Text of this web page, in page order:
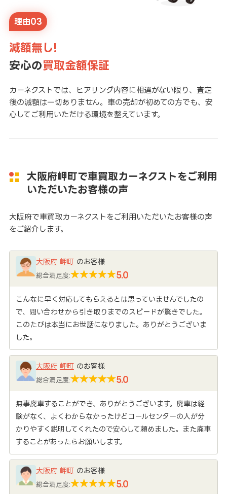
理由03
減額無し!
安心の買取金額保証
カーネクストでは、ヒアリング内容に相違がない限り、査定
後の減額は一切ありません。車の売却が初めての方でも、安
心してご利用いただける環境を整えています。
大阪府岬町で車買取カーネクストをご利用
いただいたお客様の声
大阪府で車買取カーネクストをご利用いただいたお客様の声
をご紹介します。
大阪府 岬町のお客様
総合満足度: 5.0
こんなに早く対応してもらえるとは思っていませんでしたの
で、問い合わせから引き取りまでのスピードが驚きでした。
このたびは本当にお世話になりました。ありがとうございま
した。
大阪府 岬町のお客様
総合満足度: 5.0
無事廃車することができ、ありがとうございます。廃車は経
験がなく、よくわからなかったけどコールセンターの人が分
かりやすく説明してくれたので安心して頼めました。また廃車
することがあったらお願いします。
大阪府 岬町のお客様
総合満足度: 5.0